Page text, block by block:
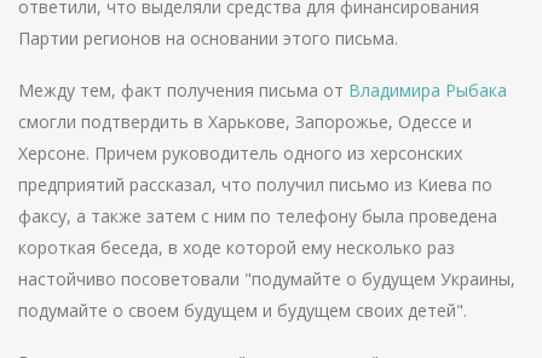
ответили, что выделяли средства для финансирования
Партии регионов на основании этого письма.
Между тем, факт получения письма от Владимира Рыбака
смогли подтвердить в Харькове, Запорожье, Одессе и
Херсоне. Причем руководитель одного из херсонских
предприятий рассказал, что получил письмо из Киева по
факсу, а также затем с ним по телефону была проведена
короткая беседа, в ходе которой ему несколько раз
настойчиво посоветовали "подумайте о будущем Украины,
подумайте о своем будущем и будущем своих детей".